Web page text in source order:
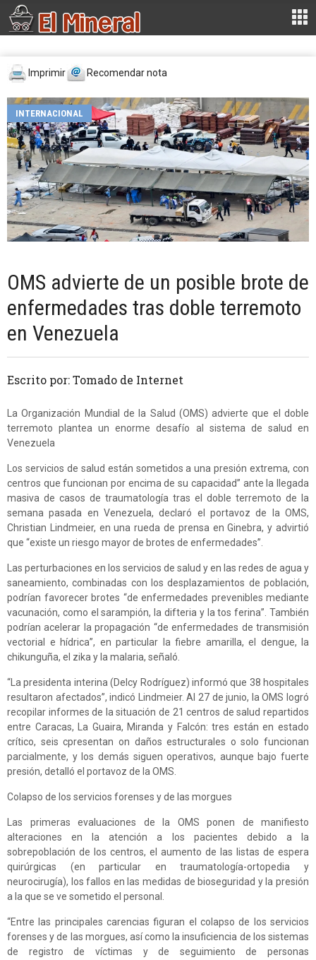
Imprimir Recomendar nota
INTERNACIONAL
OMS advierte de un posible brote de
enfermedades tras doble terremoto
en Venezuela
Escrito por: Tomado de Internet
La Organización Mundial de la Salud (OMS) advierte que el doble
terremoto plantea un enorme desafío al sistema de salud en
Venezuela
Los servicios de salud están sometidos a una presión extrema, con
centros que funcionan por encima de su capacidad” ante la llegada
masiva de casos de traumatología tras el doble terremoto de la
semana pasada en Venezuela, declaró el portavoz de la OMS,
Christian Lindmeier, en una rueda de prensa en Ginebra, y advirtió
que “existe un riesgo mayor de brotes de enfermedades”.
Las perturbaciones en los servicios de salud y en las redes de agua y
saneamiento, combinadas con los desplazamientos de población,
podrían favorecer brotes “de enfermedades prevenibles mediante
vacunación, como el sarampión, la difteria y la tos ferina”. También
podrían acelerar la propagación “de enfermedades de transmisión
vectorial e hídrica”, en particular la fiebre amarilla, el dengue, la
chikunguña, el zika y la malaria, señaló.
“La presidenta interina (Delcy Rodríguez) informó que 38 hospitales
resultaron afectados”, indicó Lindmeier. Al 27 de junio, la OMS logró
recopilar informes de la situación de 21 centros de salud repartidos
entre Caracas, La Guaira, Miranda y Falcón: tres están en estado
crítico, seis cpresentan on daños estructurales o solo funcionan
parcialmente, y los demás siguen operativos, aunque bajo fuerte
presión, detalló el portavoz de la OMS.
Colapso de los servicios forenses y de las morgues
Las primeras evaluaciones de la OMS ponen de manifiesto
alteraciones en la atención a los pacientes debido a la
sobrepoblación de los centros, el aumento de las listas de espera
quirúrgicas (en particular en traumatología-ortopedia y
neurocirugía), los fallos en las medidas de bioseguridad y la presión
a la que se ve sometido el personal.
“Entre las principales carencias figuran el colapso de los servicios
forenses y de las morgues, así como la insuficiencia de los sistemas
de registro de víctimas y de seguimiento de personas